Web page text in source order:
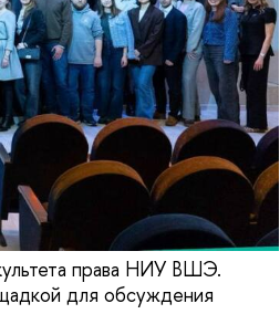
права НИУ ВШЭ.
для обсуждения